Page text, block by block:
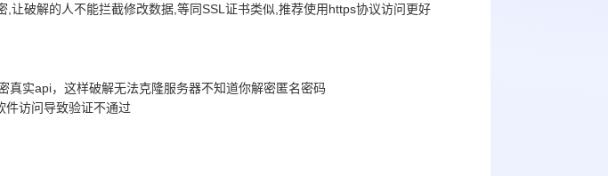
,让破解的人不能拦截修改数据,等同SSL证书类似,推荐使用https协议访问更好
真实api，这样破解无法克隆服务器不知道你解密匿名密码
件访问导致验证不通过